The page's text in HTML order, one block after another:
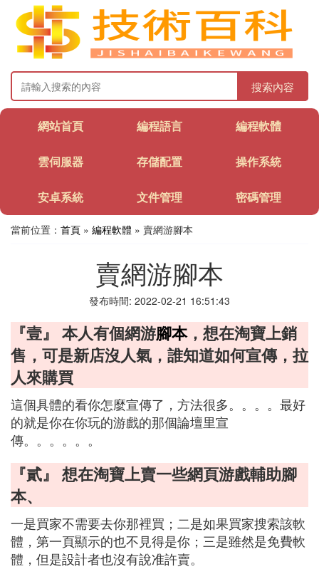
搜索內容
網站首頁 編程語言 編程軟體
雲伺服器 存儲配置 操作系統
安卓系統 文件管理 密碼管理
當前位置： 首頁 » 編程軟體 » 賣網游腳本
賣網游腳本
發布時間: 2022-02-21 16:51:43
『壹』 本人有個網游腳本，想在淘寶上銷
售，可是新店沒人氣，誰知道如何宣傳，拉
人來購買
這個具體的看你怎麼宣傳了，方法很多。。。。最好
的就是你在你玩的游戲的那個論壇里宣
傳。。。。。。
『貳』 想在淘寶上賣一些網頁游戲輔助腳
本、
一是買家不需要去你那裡買；二是如果買家搜索該軟
體，第一頁顯示的也不見得是你；三是雖然是免費軟
體，但是設計者也沒有說准許賣。